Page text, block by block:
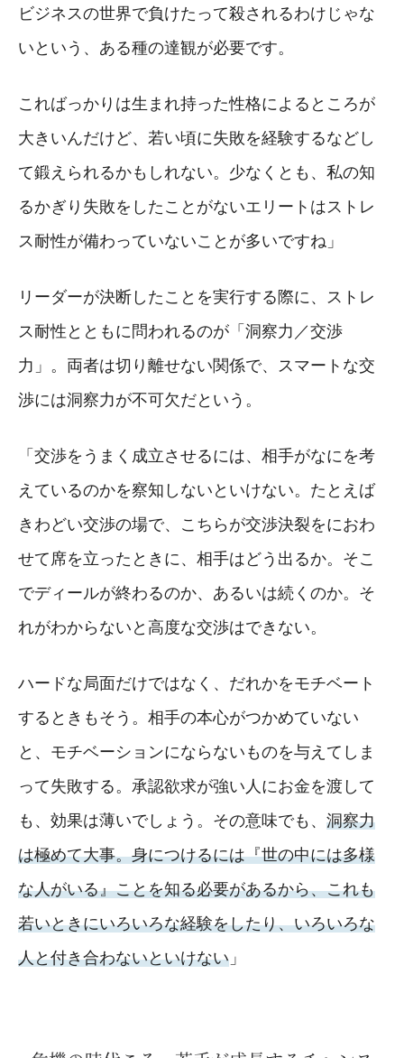
ビジネスの世界で負けたって殺されるわけじゃな
いという、ある種の達観が必要です。
こればっかりは生まれ持った性格によるところが
大きいんだけど、若い頃に失敗を経験するなどし
て鍛えられるかもしれない。少なくとも、私の知
るかぎり失敗をしたことがないエリートはストレ
ス耐性が備わっていないことが多いですね」
リーダーが決断したことを実行する際に、ストレ
ス耐性とともに問われるのが「洞察力／交渉
力」。両者は切り離せない関係で、スマートな交
渉には洞察力が不可欠だという。
「交渉をうまく成立させるには、相手がなにを考
えているのかを察知しないといけない。たとえば
きわどい交渉の場で、こちらが交渉決裂をにおわ
せて席を立ったときに、相手はどう出るか。そこ
でディールが終わるのか、あるいは続くのか。そ
れがわからないと高度な交渉はできない。
ハードな局面だけではなく、だれかをモチベート
するときもそう。相手の本心がつかめていない
と、モチベーションにならないものを与えてしま
って失敗する。承認欲求が強い人にお金を渡して
も、効果は薄いでしょう。その意味でも、 洞察力
は極めて大事。身につけるには『世の中には多様
な人がいる』ことを知る必要があるから、これも
若いときにいろいろな経験をしたり、いろいろな
人と付き合わないといけない 」